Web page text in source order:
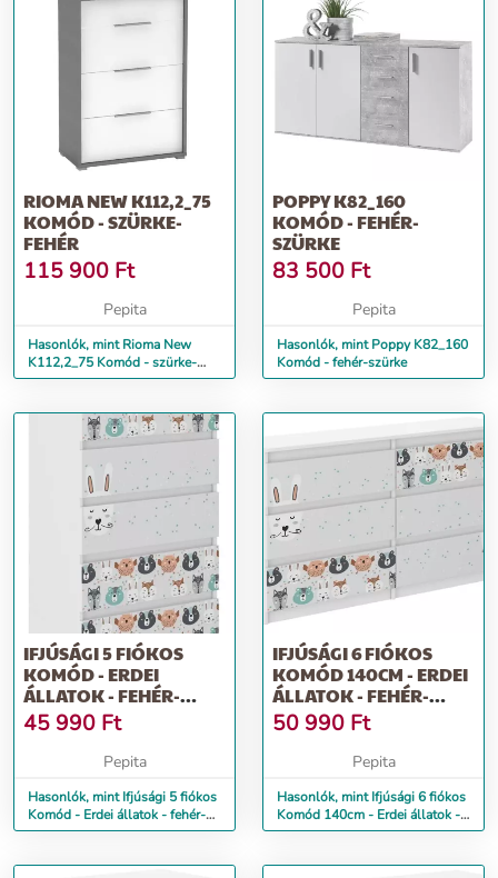
RIOMA NEW K112,2_75
KOMÓD - SZÜRKE-
FEHÉR
115 900 Ft
Pepita
Hasonlók, mint Rioma New
K112,2_75 Komód - szürke-
fehér
POPPY K82_160
KOMÓD - FEHÉR-
SZÜRKE
83 500 Ft
Pepita
Hasonlók, mint Poppy K82_160
Komód - fehér-szürke
IFJÚSÁGI 5 FIÓKOS
KOMÓD - ERDEI
ÁLLATOK - FEHÉR-
SZÜRKE
45 990 Ft
Pepita
Hasonlók, mint Ifjúsági 5 fiókos
Komód - Erdei állatok - fehér-
szürke
IFJÚSÁGI 6 FIÓKOS
KOMÓD 140CM - ERDEI
ÁLLATOK - FEHÉR-
SZÜRKE
50 990 Ft
Pepita
Hasonlók, mint Ifjúsági 6 fiókos
Komód 140cm - Erdei állatok -
fehér-szürke